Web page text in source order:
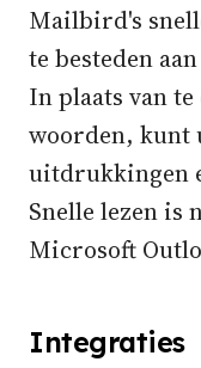
Mailbird's
te besteden
In plaats van
woorden, kunt
uitdrukkingen
Snelle lezen is
Microsoft
Integraties